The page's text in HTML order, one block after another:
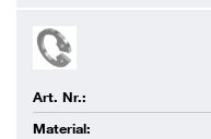
Art. Nr.:
Material: